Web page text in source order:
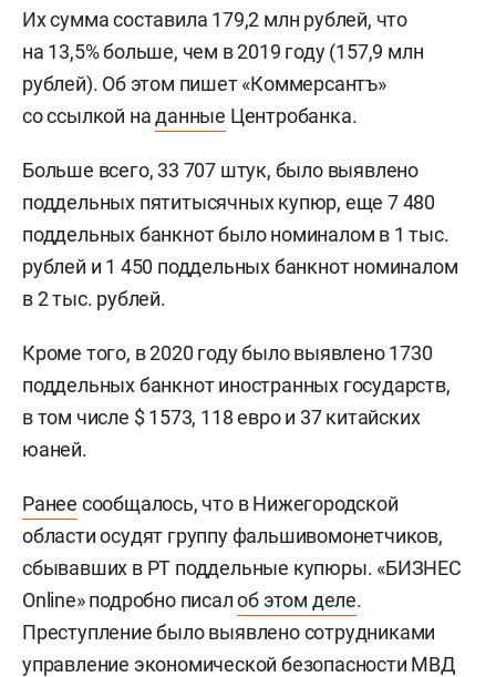
Их сумма составила 179,2 млн рублей, что
на 13,5% больше, чем в 2019 году (157,9 млн
рублей). Об этом пишет «Коммерсантъ»
со ссылкой наданные Центробанка.
Больше всего, 33 707 штук, было выявлено
поддельных пятитысячных купюр, еще 7 480
поддельных банкнот было номиналом в 1 тыс.
рублей и 1 450 поддельных банкнот номиналом
в 2 тыс. рублей.
Кроме того, в 2020 году было выявлено 1730
поддельных банкнот иностранных государств,
в том числе $ 1573, 118 евро и 37 китайских
юаней.
Ранее сообщалось, что в Нижегородской
области осудят группу фальшивомонетчиков,
сбывавших в РТ поддельные купюры. «БИЗНЕС
Online» подробно писалоб этом деле.
Преступление было выявлено сотрудниками
управление экономической безопасности МВД